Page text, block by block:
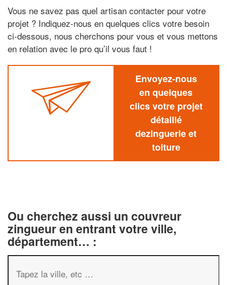
Vous ne savez pas quel artisan contacter pour votre
projet ? Indiquez-nous en quelques clics votre besoin
ci-dessous, nous cherchons pour vous et vous mettons
en relation avec le pro qu’il vous faut !
Envoyez-nous
en quelques
clics votre projet
détaillé
dezinguerie et
toiture
Ou cherchez aussi un couvreur
zingueur en entrant votre ville,
département… :